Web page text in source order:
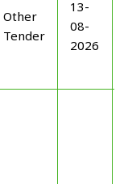
Other
Tender
13-
08-
2026